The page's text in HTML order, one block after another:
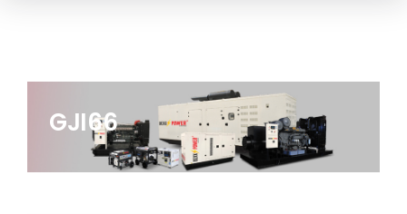
GJI66